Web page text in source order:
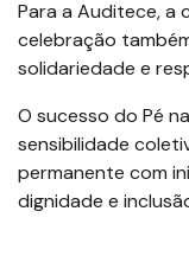
Para a Auditece, a
celebração
solidariedade e
O sucesso do Pé
sensibilidade
permanente com
dignidade e